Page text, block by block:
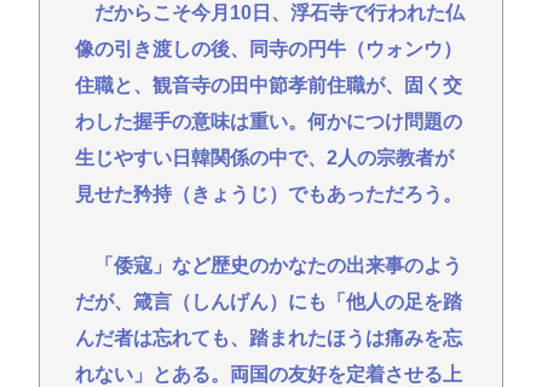
だからこそ今月10日、浮石寺で行われた仏
像の引き渡しの後、同寺の円牛（ウォンウ）
住職と、観音寺の田中節孝前住職が、固く交
わした握手の意味は重い。何かにつけ問題の
生じやすい日韓関係の中で、2人の宗教者が
見せた矜持（きょうじ）でもあっただろう。
「倭寇」など歴史のかなたの出来事のよう
だが、箴言（しんげん）にも「他人の足を踏
んだ者は忘れても、踏まれたほうは痛みを忘
れない」とある。両国の友好を定着させる上